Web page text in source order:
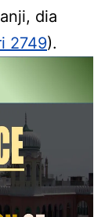
dia
2749).